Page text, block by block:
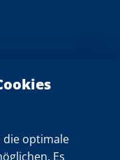
die optimale
Es